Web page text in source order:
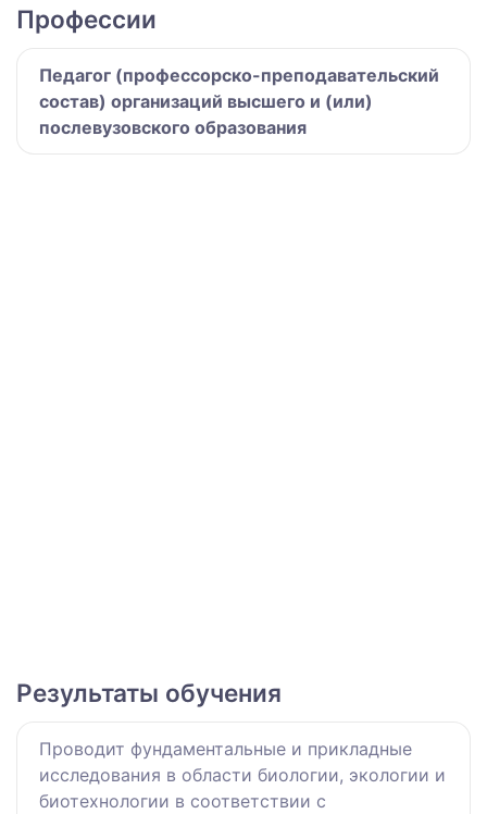
Профессии
Педагог (профессорско-преподавательский
состав) организаций высшего и (или)
послевузовского образования
Результаты обучения
Проводит фундаментальные и прикладные
исследования в области биологии, экологии и
биотехнологии в соответствии с